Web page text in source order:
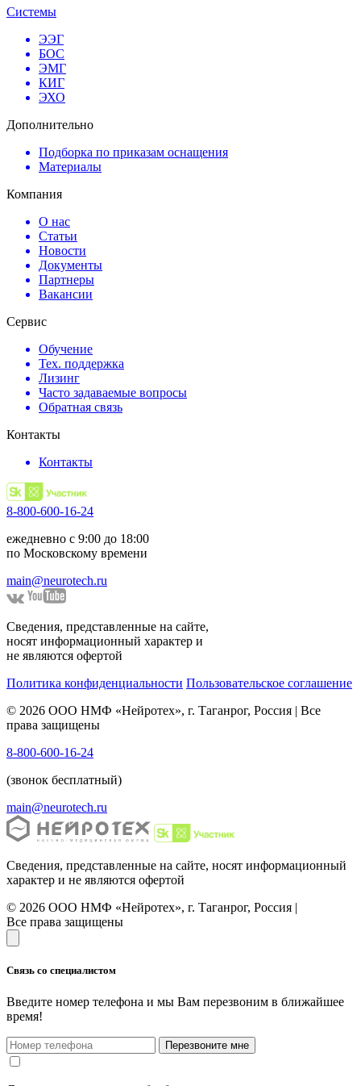
Системы
ЭЭГ
БОС
ЭМГ
КИГ
ЭХО
Дополнительно
Подборка по приказам оснащения
Материалы
Компания
О нас
Статьи
Новости
Документы
Партнеры
Вакансии
Сервис
Обучение
Тех. поддержка
Лизинг
Часто задаваемые вопросы
Обратная связь
Контакты
Контакты
8-800-600-16-24
ежедневно с 9:00 до 18:00
по Московскому времени
main@neurotech.ru
Сведения, представленные на сайте,
носят информационный характер и
не являются офертой
Политика конфиденциальности Пользовательское соглашение
© 2026 ООО НМФ «Нейротех», г. Таганрог, Россия | Все
права защищены
8-800-600-16-24
(звонок бесплатный)
main@neurotech.ru
Сведения, представленные на сайте, носят информационный
характер и не являются офертой
© 2026 ООО НМФ «Нейротех», г. Таганрог, Россия |
Все права защищены
Связь со специалистом
Введите номер телефона и мы Вам перезвоним в ближайшее
время!
Перезвоните мне